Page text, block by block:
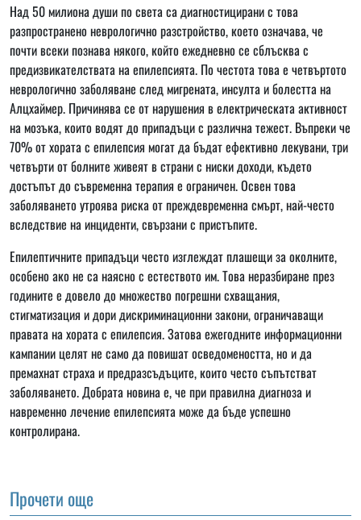
Над 50 милиона души по света са диагностицирани с това
разпространено неврологично разстройство, което означава, че
почти всеки познава някого, който ежедневно се сблъсква с
предизвикателствата на епилепсията. По честота това е четвъртото
неврологично заболяване след мигрената, инсулта и болестта на
Алцхаймер. Причинява се от нарушения в електрическата активност
на мозъка, които водят до припадъци с различна тежест. Въпреки че
70% от хората с епилепсия могат да бъдат ефективно лекувани, три
четвърти от болните живеят в страни с ниски доходи, където
достъпът до съвременна терапия е ограничен. Освен това
заболяването утроява риска от преждевременна смърт, най-често
вследствие на инциденти, свързани с пристъпите.
Епилептичните припадъци често изглеждат плашещи за околните,
особено ако не са наясно с естеството им. Това неразбиране през
годините е довело до множество погрешни схващания,
стигматизация и дори дискриминационни закони, ограничаващи
правата на хората с епилепсия. Затова ежегодните информационни
кампании целят не само да повишат осведомеността, но и да
премахнат страха и предразсъдъците, които често съпътстват
заболяването. Добрата новина е, че при правилна диагноза и
навременно лечение епилепсията може да бъде успешно
контролирана.
Прочети още